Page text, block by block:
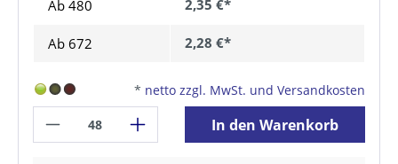
Ab 480 2,35 €*
Ab 672 2,28 €*
* netto zzgl. MwSt. und Versandkosten
In den Warenkorb